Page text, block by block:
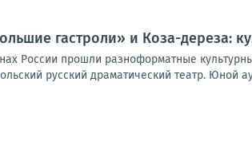
гастроли» и Коза-дереза:
России прошли разноформатные
русский драматический театр. Юной